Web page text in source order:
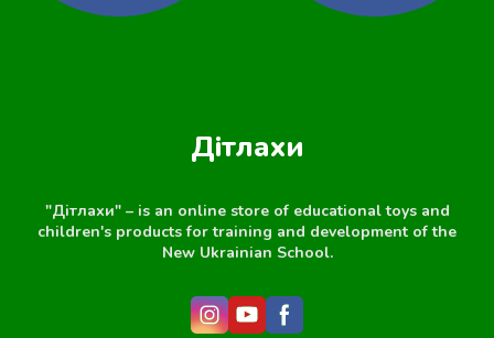
Дітлахи
"Дітлахи" – is an online store of educational toys and
children's products for training and development of the
New Ukrainian School.